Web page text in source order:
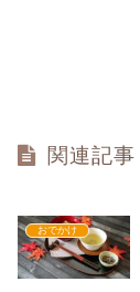
関連記事
おでかけ